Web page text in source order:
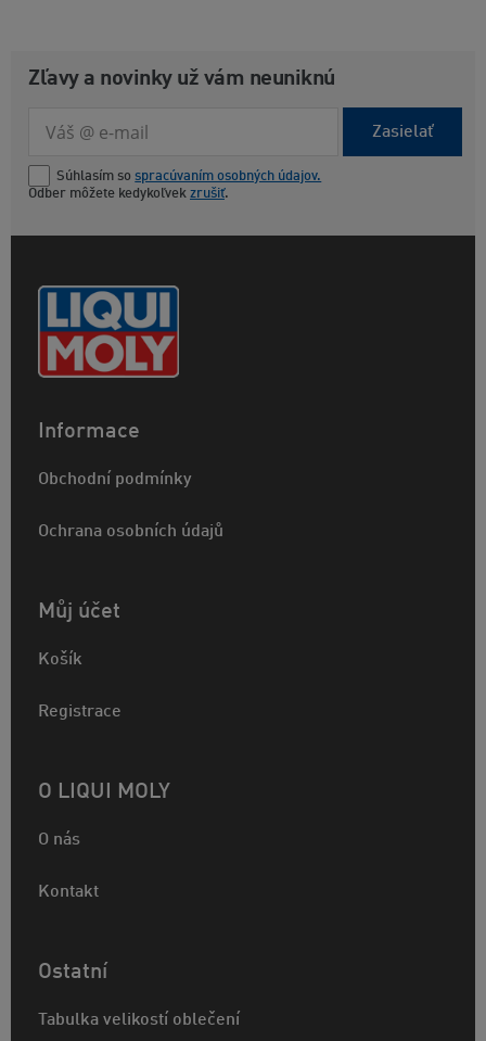
Zľavy a novinky už vám neuniknú
Zasielať
Súhlasím so spracúvaním osobných údajov.
Odber môžete kedykoľvek zrušiť.
Informace
Obchodní podmínky
Ochrana osobních údajů
Můj účet
Košík
Registrace
O LIQUI MOLY
O nás
Kontakt
Ostatní
Tabulka velikostí oblečení